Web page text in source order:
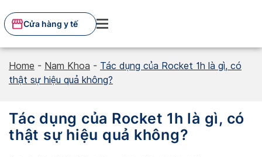
to
content
Cửa hàng y tế
Home - Nam Khoa - Tác dụng của Rocket 1h là gì, có
thật sự hiệu quả không?
Tác dụng của Rocket 1h là gì, có
thật sự hiệu quả không?